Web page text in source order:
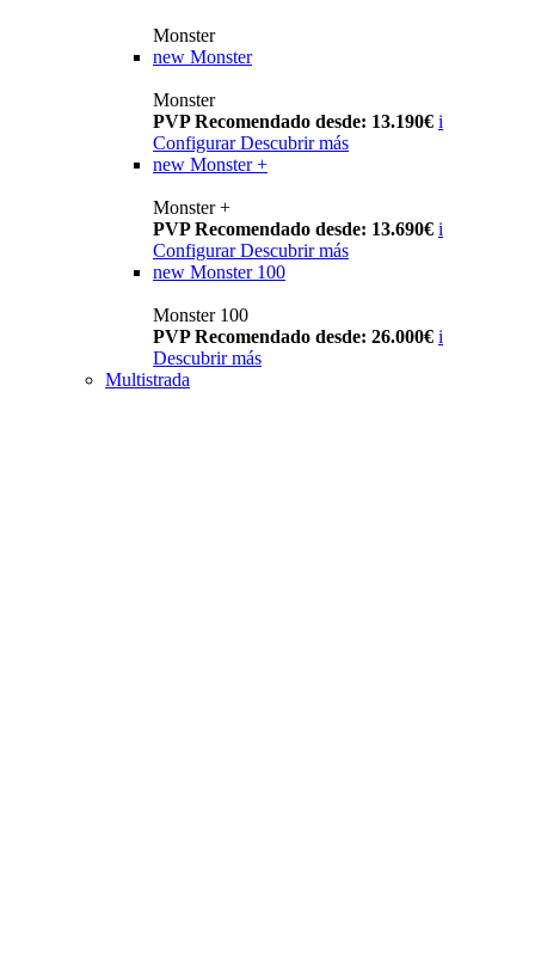
Monster
new Monster
Monster
PVP Recomendado desde: 13.190€ i
Configurar Descubrir más
new Monster +
Monster +
PVP Recomendado desde: 13.690€ i
Configurar Descubrir más
new Monster 100
Monster 100
PVP Recomendado desde: 26.000€ i
Descubrir más
Multistrada